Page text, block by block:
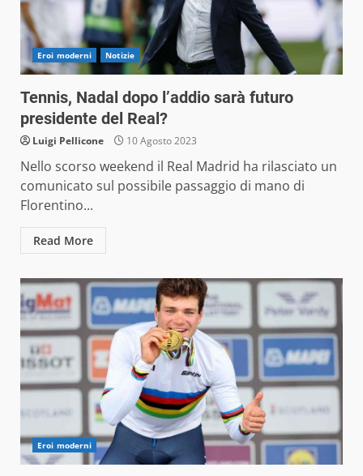
Eroi moderni Notizie
Tennis, Nadal dopo l’addio sarà futuro
presidente del Real?
Luigi Pellicone 10 Agosto 2023
Nello scorso weekend il Real Madrid ha rilasciato un
comunicato sul possibile passaggio di mano di
Florentino...
Read More
Eroi moderni